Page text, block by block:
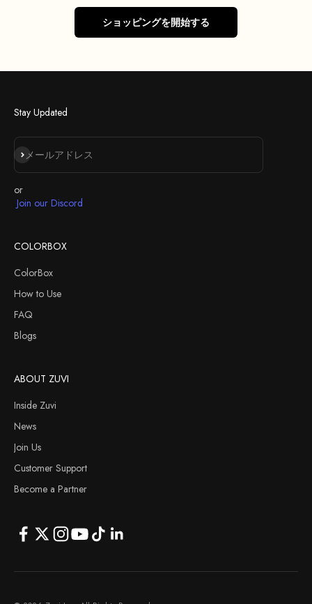
ショッピングを開始する
Stay Updated
メールアドレス
登録
or
Join our Discord
COLORBOX
ColorBox
How to Use
FAQ
Blogs
ABOUT ZUVI
Inside Zuvi
News
Join Us
Customer Support
Become a Partner